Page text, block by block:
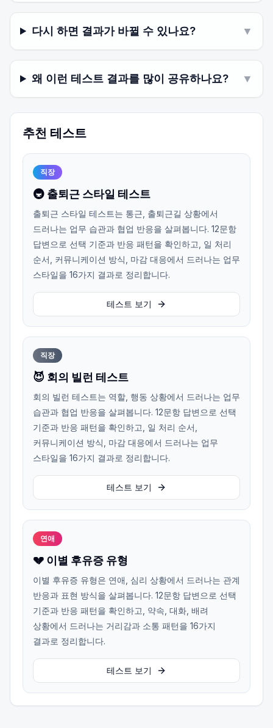
다시 하면 결과가 바뀔 수 있나요? ▼
왜 이런 테스트 결과를 많이 공유하나요? ▼
추천 테스트
직장
🚇 출퇴근 스타일 테스트
출퇴근 스타일 테스트는 통근, 출퇴근길 상황에서
드러나는 업무 습관과 협업 반응을 살펴봅니다. 12문항
답변으로 선택 기준과 반응 패턴을 확인하고, 일 처리
순서, 커뮤니케이션 방식, 마감 대응에서 드러나는 업무
스타일을 16가지 결과로 정리합니다.
테스트 보기
직장
😈 회의 빌런 테스트
회의 빌런 테스트는 역할, 행동 상황에서 드러나는 업무
습관과 협업 반응을 살펴봅니다. 12문항 답변으로 선택
기준과 반응 패턴을 확인하고, 일 처리 순서,
커뮤니케이션 방식, 마감 대응에서 드러나는 업무
스타일을 16가지 결과로 정리합니다.
테스트 보기
연애
💔 이별 후유증 유형
이별 후유증 유형은 연애, 심리 상황에서 드러나는 관계
반응과 표현 방식을 살펴봅니다. 12문항 답변으로 선택
기준과 반응 패턴을 확인하고, 약속, 대화, 배려
상황에서 드러나는 거리감과 소통 패턴을 16가지
결과로 정리합니다.
테스트 보기